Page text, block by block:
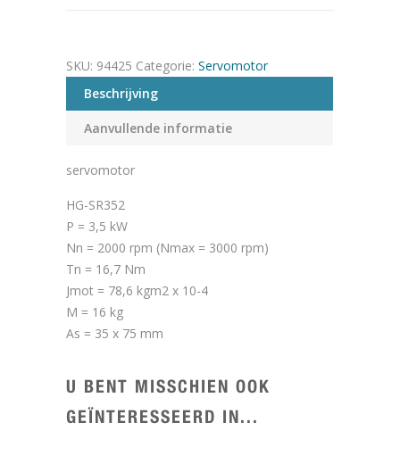
SKU: 94425 Categorie: Servomotor
Beschrijving
Aanvullende informatie
servomotor
HG-SR352
P = 3,5 kW
Nn = 2000 rpm (Nmax = 3000 rpm)
Tn = 16,7 Nm
Jmot = 78,6 kgm2 x 10-4
M = 16 kg
As = 35 x 75 mm
U BENT MISSCHIEN OOK
GEÏNTERESSEERD IN...